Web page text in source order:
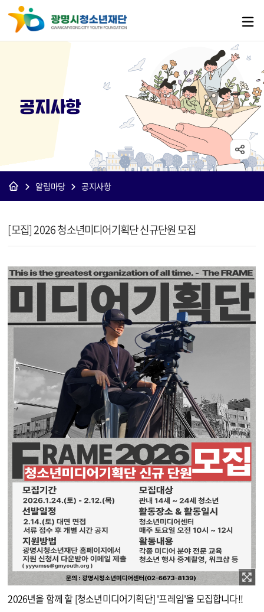
공지사항
알림마당 공지사항
[모집] 2026 청소년미디어기획단 신규단원 모집
이미지 확대보기
2026년을 함께 할 [청소년미디어기획단] '프레임'을 모집합니다!!